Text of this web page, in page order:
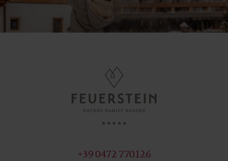
+39 0472 770126